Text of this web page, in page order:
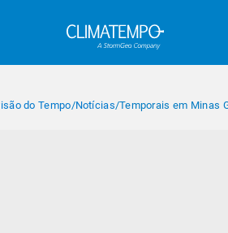
do Tempo/Notícias/Temporais em Minas